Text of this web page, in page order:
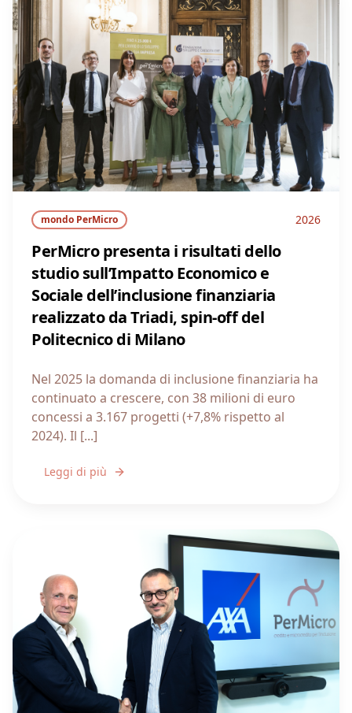
mondo PerMicro 2026
PerMicro presenta i risultati dello
studio sull’Impatto Economico e
Sociale dell’inclusione finanziaria
realizzato da Triadi, spin-off del
Politecnico di Milano
Nel 2025 la domanda di inclusione finanziaria ha
continuato a crescere, con 38 milioni di euro
concessi a 3.167 progetti (+7,8% rispetto al
2024). Il [...]
Leggi di più